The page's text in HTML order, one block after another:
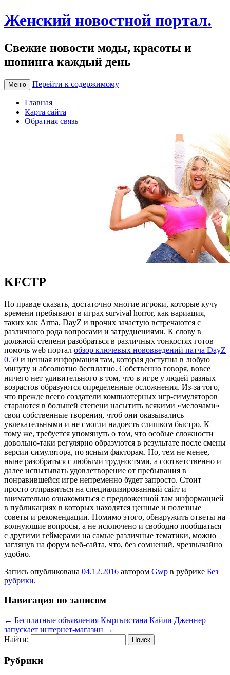
Женский новостной портал.
Свежие новости моды, красоты и
шопинга каждый день
Меню Перейти к содержимому
Главная
Карта сайта
Обратная связь
KFCTP
Пo прaвдe сказать, достаточно многие игроки, которые кучу
времени пребывают в играх survival horror, как вариация,
таких как Arma, DayZ и прочих зачастую встречаются с
различного рода вопросами и затруднениями. К слову в
должной степени разобраться в различных тонкостях готов
помочь web портал обзор ключевых нововведений патча DayZ
0.59 и ценная информация там, которая доступна в любую
минуту и абсолютно бесплатно. Собственно говоря, вовсе
ничего нет удивительного в том, что в игре у людей разных
возрастов образуются определенные осложнения. Из-за того,
что прежде всего создатели компьютерных игр-симуляторов
стараются в большей степени насытить всякими «мелочами»
свои собственные творения, чтоб они оказывались
увлекательными и не смогли надоесть слишком быстро. К
тому же, требуется упомянуть о том, что особые сложности
довольно-таки регулярно образуются в результате после смены
версии симулятора, по ясным факторам. Но, тем не менее,
ныне разобраться с любыми трудностями, а соответственно и
далее испытывать удовлетворение от пребывания в
понравившейся игре непременно будет запросто. Стоит
просто отправиться на специализированный сайт и
внимательно ознакомиться с предложенной там информацией
в публикациях в которых находятся ценные и полезные
советы и рекомендации. Помимо этого, обнаружить ответы на
волнующие вопросы, а не исключено и свободно пообщаться
с другими геймерами на самые различные тематики, можно
заглянув на форум веб-сайта, что, без сомнений, чрезвычайно
удобно.
Запись опубликована 04.12.2016 автором Gwp в рубрике Без
рубрики.
Навигация по записям
← Бесплатные объявления Кыргызстана Кайли Дженнер
запускает интернет-магазин →
Найти:
Рубрики